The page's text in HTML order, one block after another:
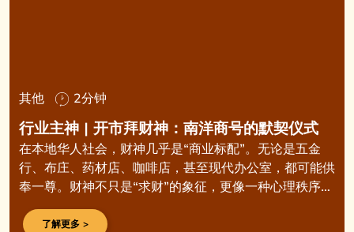
其他 2分钟
行业主神 | 开市拜财神：南洋商号的默契仪式
在本地华人社会，财神几乎是“商业标配”。无论是五金
行、布庄、药材店、咖啡店，甚至现代办公室，都可能供
奉一尊。财神不只是“求财”的象征，更像一种心理秩序
——在不可预测的市场里，给人一份安稳的依靠。
了解更多 >